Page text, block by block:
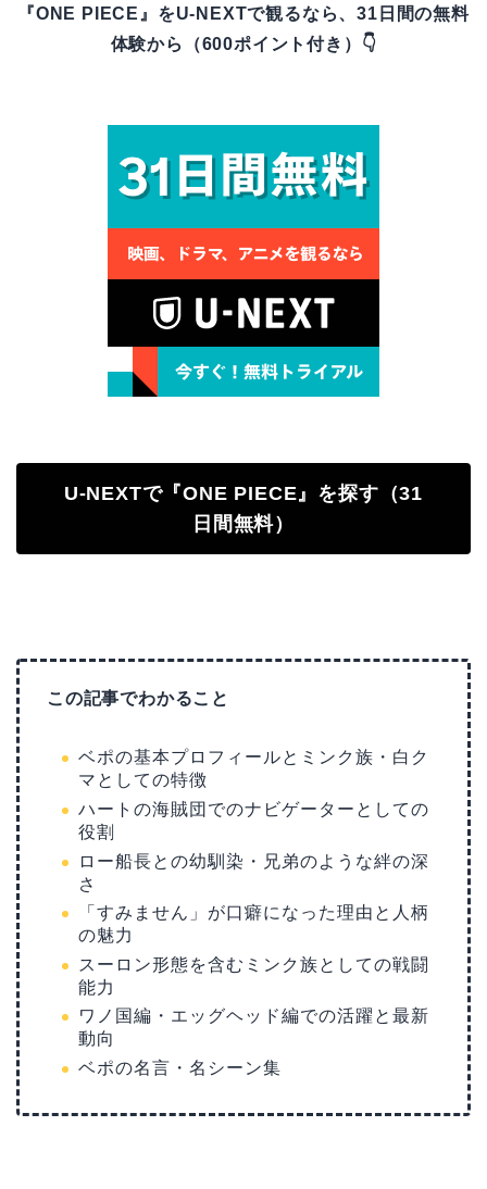
『ONE PIECE』をU-NEXTで観るなら、31日間の無料
体験から（600ポイント付き）👇
U-NEXTで『ONE PIECE』を探す（31
日間無料）
この記事でわかること
ベポの基本プロフィールとミンク族・白ク
マとしての特徴
ハートの海賊団でのナビゲーターとしての
役割
ロー船長との幼馴染・兄弟のような絆の深
さ
「すみません」が口癖になった理由と人柄
の魅力
スーロン形態を含むミンク族としての戦闘
能力
ワノ国編・エッグヘッド編での活躍と最新
動向
ベポの名言・名シーン集